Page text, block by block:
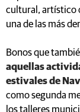
cultural, artístico
una de las más
Bonos que
aquellas
estivales de
como segunda
los talleres